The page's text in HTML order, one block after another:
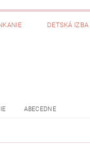
DETSKÁ IZBA
ABECEDNE